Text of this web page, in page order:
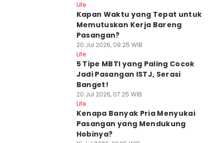
Life
Kapan Waktu yang Tepat untuk
Memutuskan Kerja Bareng
Pasangan?
20 Jul 2026, 09:25 WIB
Life
5 Tipe MBTI yang Paling Cocok
Jadi Pasangan ISTJ, Serasi
Banget!
20 Jul 2026, 07:25 WIB
Life
Kenapa Banyak Pria Menyukai
Pasangan yang Mendukung
Hobinya?